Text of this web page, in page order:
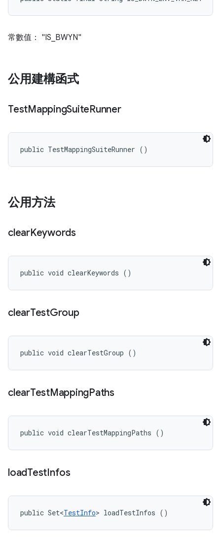
常數值： "IS_BWYN"
公用建構函式
TestMappingSuiteRunner
public TestMappingSuiteRunner ()
公用方法
clearKeywords
public void clearKeywords ()
clearTestGroup
public void clearTestGroup ()
clearTestMappingPaths
public void clearTestMappingPaths ()
loadTestInfos
public Set<TestInfo> loadTestInfos ()